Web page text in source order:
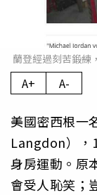
蘭登經過刻苦鍛練
A+ A-
美國密西根一
Langdon），
身房運動。原
會受人恥笑；